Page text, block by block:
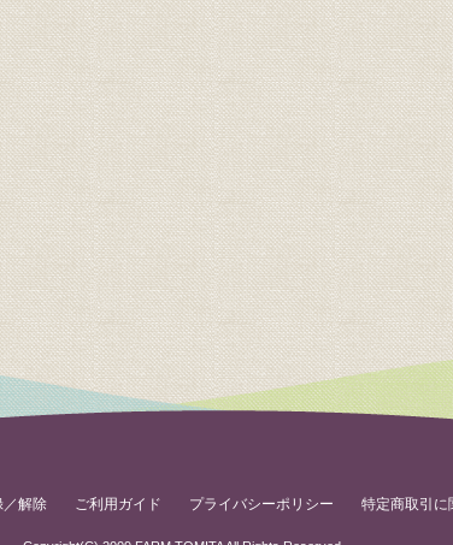
／解除 ご利用ガイド プライバシーポリシー 特定商取引に